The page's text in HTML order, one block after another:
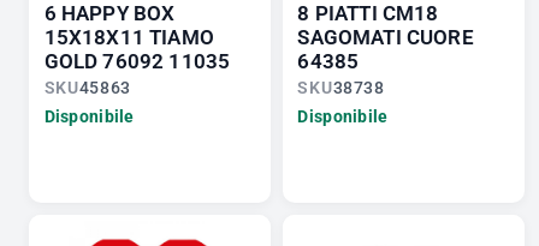
6 HAPPY BOX
15X18X11 TIAMO
GOLD 76092 11035
SKU45863
Disponibile
8 PIATTI CM18
SAGOMATI CUORE
64385
SKU38738
Disponibile